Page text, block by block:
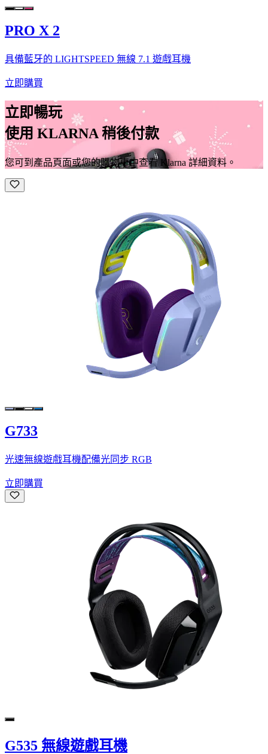
PRO X 2
具備藍牙的 LIGHTSPEED 無線 7.1 遊戲耳機
立即購買
立即暢玩
使用 KLARNA 稍後付款
您可到產品頁面或您的購物車中查看 Klarna 詳細資料。
G733
光速無線遊戲耳機配備光同步 RGB
立即購買
G535 無線遊戲耳機